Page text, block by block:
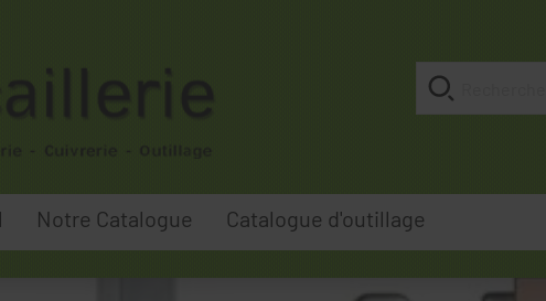
Notre Catalogue Catalogue d'outillage